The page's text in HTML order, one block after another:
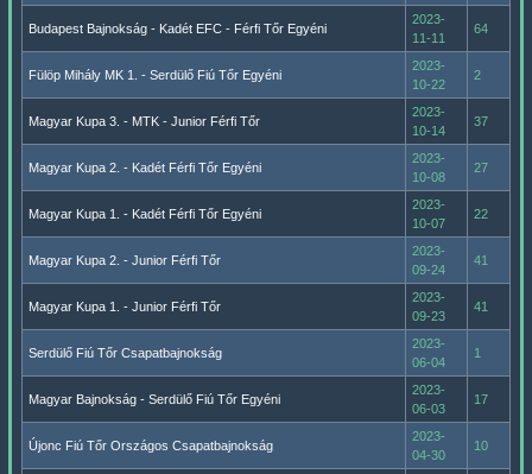
Budapest Bajnokság - Kadét EFC - Férfi Tőr Egyéni
2023-
11-11
64
Fülöp Mihály MK 1. - Serdülő Fiú Tőr Egyéni
2023-
10-22
2
Magyar Kupa 3. - MTK - Junior Férfi Tőr
2023-
10-14
37
Magyar Kupa 2. - Kadét Férfi Tőr Egyéni
2023-
10-08
27
Magyar Kupa 1. - Kadét Férfi Tőr Egyéni
2023-
10-07
22
Magyar Kupa 2. - Junior Férfi Tőr
2023-
09-24
41
Magyar Kupa 1. - Junior Férfi Tőr
2023-
09-23
41
Serdülő Fiú Tőr Csapatbajnokság
2023-
06-04
1
Magyar Bajnokság - Serdülő Fiú Tőr Egyéni
2023-
06-03
17
Újonc Fiú Tőr Országos Csapatbajnokság
2023-
04-30
10